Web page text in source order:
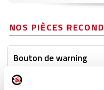
NOS PIÈCES
Bouton de warning
Réf. :
Réf. constructeur :